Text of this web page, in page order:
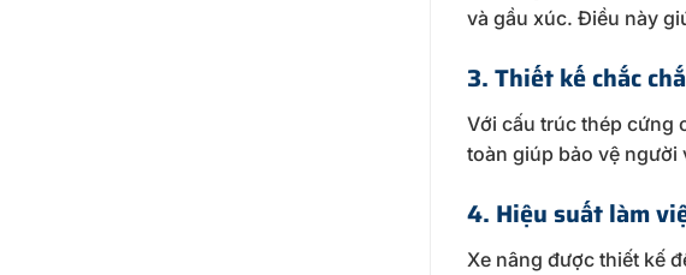
và gầu xúc. Điều này
3. Thiết kế chắc
Với cấu trúc thép cứng
toàn giúp bảo vệ người
4. Hiệu suất làm
Xe nâng được thiết kế